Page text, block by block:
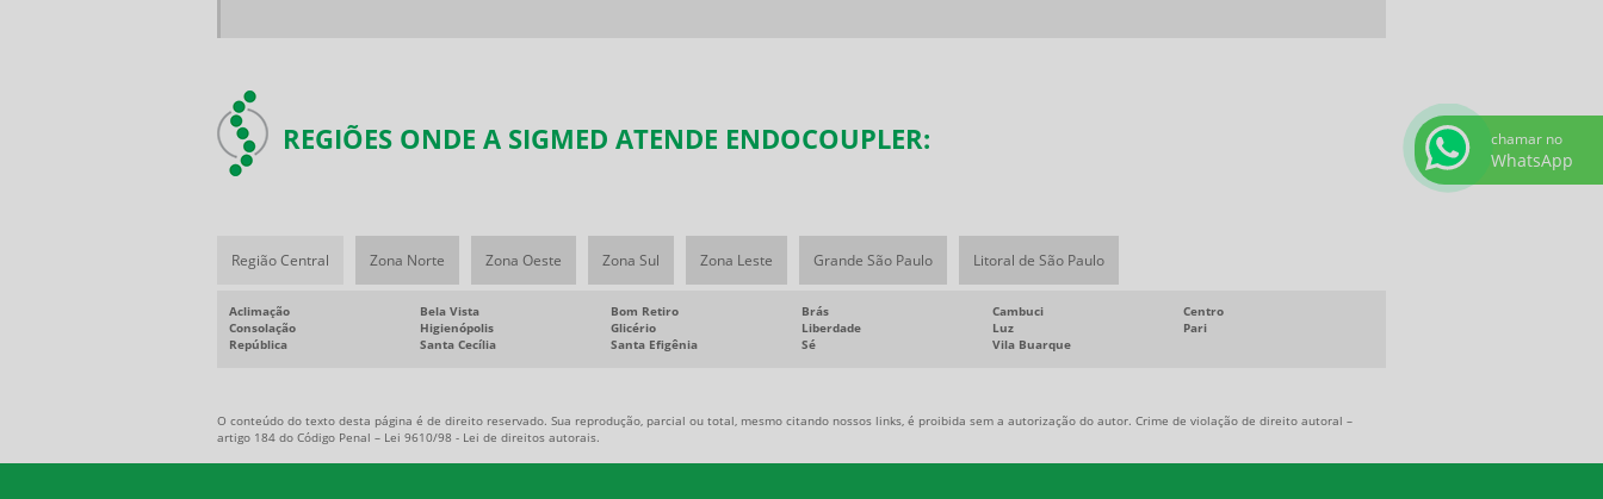
REGIÕES ONDE A SIGMED ATENDE ENDOCOUPLER:
Região Central Zona Norte Zona Oeste Zona Sul Zona Leste Grande São Paulo Litoral de São Paulo
Aclimação Bela Vista Bom Retiro Brás Cambuci
Centro
Consolação
Higienópolis Glicério Liberdade Luz
Pari
República
Santa Cecília Santa Efigênia Sé Vila Buarque
O conteúdo do texto desta página é de direito reservado. Sua reprodução, parcial ou total, mesmo citando nossos links, é proibida sem a autorização do autor. Crime de violação de direito autoral –
artigo 184 do Código Penal – Lei 9610/98 - Lei de direitos autorais.
chamar no
WhatsApp